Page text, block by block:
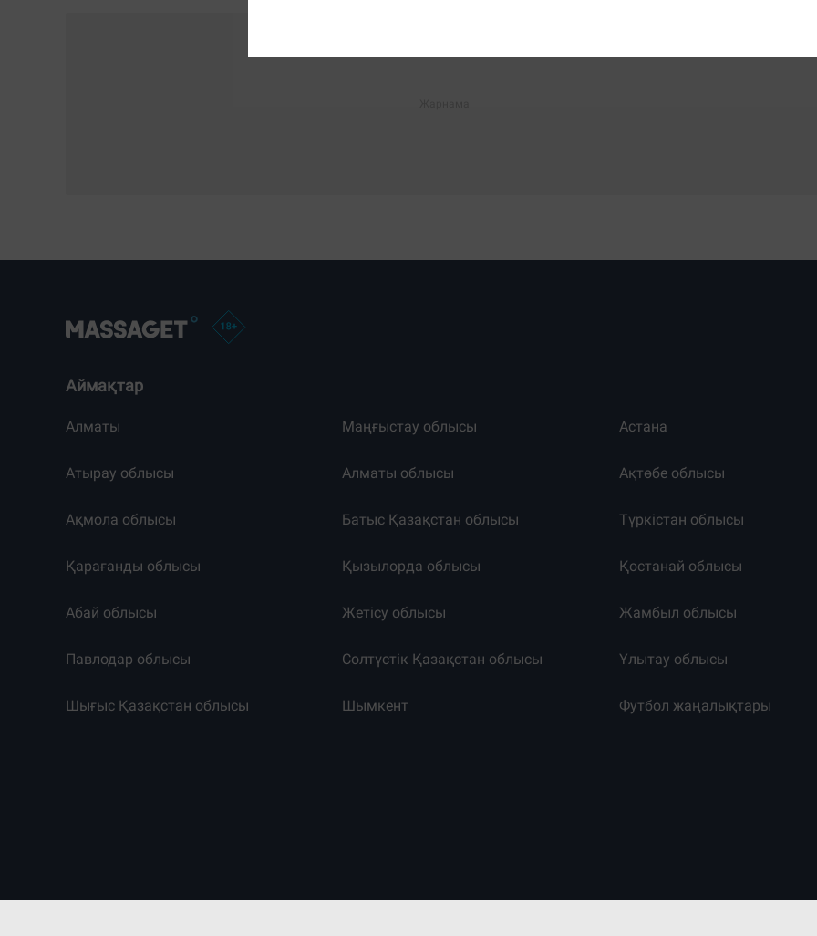
Аймақтар
Алматы Маңғыстау облысы Астана
Атырау облысы Алматы облысы Ақтөбе облысы
Ақмола облысы Батыс Қазақстан облысы Түркістан облысы
Қарағанды облысы Қызылорда облысы Қостанай облысы
Абай облысы Жетісу облысы Жамбыл облысы
Павлодар облысы Солтүстік Қазақстан облысы Ұлытау облысы
Шығыс Қазақстан облысы Шымкент Футбол жаңалықтары